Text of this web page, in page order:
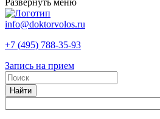
Развернуть меню
info@doktorvolos.ru
+7 (495) 788-35-93
Запись на прием